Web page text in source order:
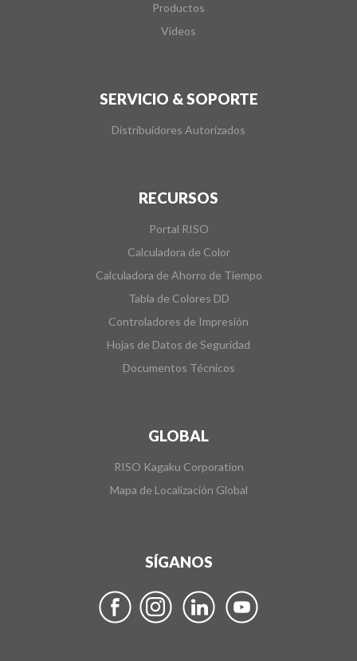
Productos
Videos
SERVICIO & SOPORTE
Distribuidores Autorizados
RECURSOS
Portal RISO
Calculadora de Color
Calculadora de Ahorro de Tiempo
Tabla de Colores DD
Controladores de Impresión
Hojas de Datos de Seguridad
Documentos Técnicos
GLOBAL
RISO Kagaku Corporation
Mapa de Localización Global
SÍGANOS